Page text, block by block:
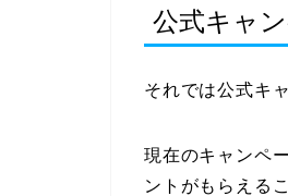
公式キャ
それでは公式キ
現在のキャンペ
ントがもらえる